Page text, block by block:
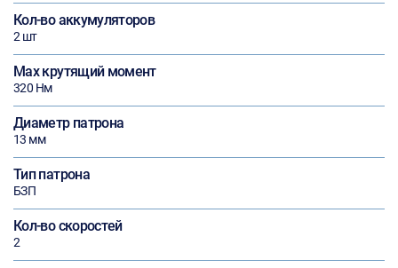
Кол-во аккумуляторов
2 шт
Max крутящий момент
320 Нм
Диаметр патрона
13 мм
Тип патрона
БЗП
Кол-во скоростей
2